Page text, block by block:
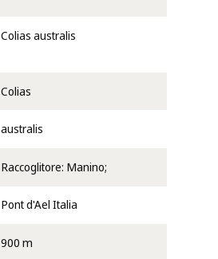
Colias australis
Colias
australis
Raccoglitore: Manino;
Pont d'Ael Italia
900 m